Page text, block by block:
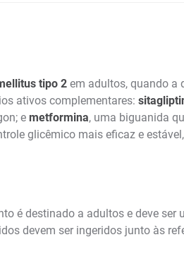
tipo 2 em adultos, quando a
ativos complementares:
e metformina, uma biguanida
glicêmico mais eficaz e
é destinado a adultos e deve ser
devem ser ingeridos junto às